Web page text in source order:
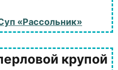
«Рассольник»
крупой